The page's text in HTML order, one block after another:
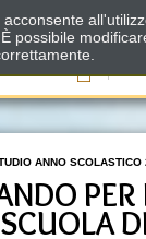
Il
ANNO
possibile